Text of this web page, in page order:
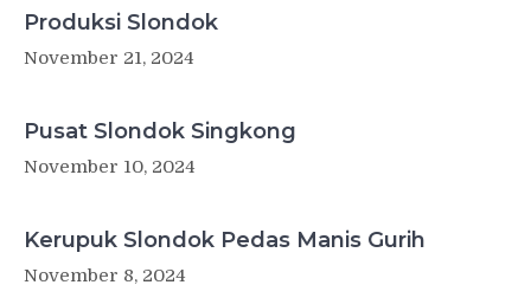
Produksi Slondok
November 21, 2024
Pusat Slondok Singkong
November 10, 2024
Kerupuk Slondok Pedas Manis Gurih
November 8, 2024